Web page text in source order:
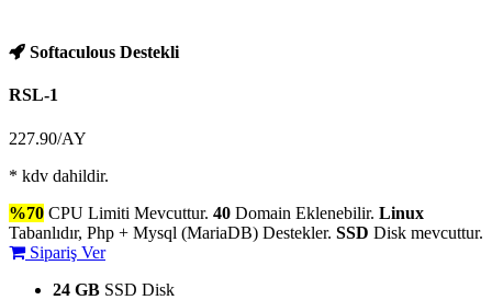
Softaculous Destekli
RSL-1
227.90/AY
* kdv dahildir.
%70 CPU Limiti Mevcuttur. 40 Domain Eklenebilir. Linux
Tabanlıdır, Php + Mysql (MariaDB) Destekler. SSD Disk mevcuttur.
Sipariş Ver
24 GB SSD Disk